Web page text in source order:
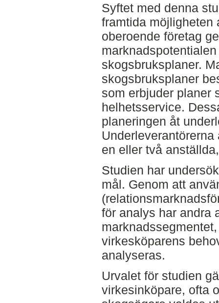
Syftet med denna
framtida möjligheten
oberoende företag
skogsbruksplaner.
skogsbruksplaner
som erbjuder planer
helhetsservice.
planeringen åt
en eller två
Studien har
mål. Genom att
för analys har andra
virkesköparens
analyseras.
Urvalet för studien
virkesinköpare, ofta